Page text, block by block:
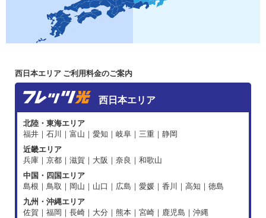
西日本エリア ご利用料金のご案内
西日本エリア
北陸・東海エリア
福井｜石川｜富山｜愛知｜岐阜｜三重｜静岡
近畿エリア
兵庫｜京都｜滋賀｜大阪｜奈良｜和歌山
中国・四国エリア
島根｜鳥取｜岡山｜山口｜広島｜愛媛｜香川｜高知｜徳島
九州・沖縄エリア
佐賀｜福岡｜長崎｜大分｜熊本｜宮崎｜鹿児島｜沖縄